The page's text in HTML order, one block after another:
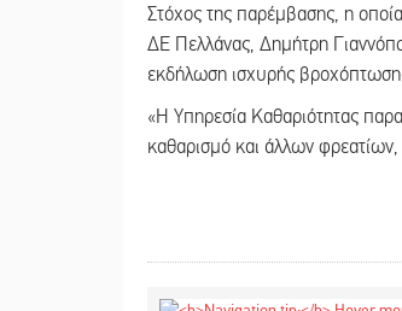
Στόχος της παρέμβασης, η
ΔΕ Πελλάνας, Δημήτρη
εκδήλωση ισχυρής
«Η Υπηρεσία Καθαριότητας
καθαρισμό και άλλων